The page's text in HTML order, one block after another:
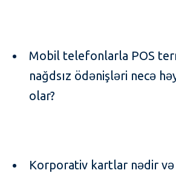
Mobil telefonlarla POS
nağdsız ödənişləri necə
olar?
Korporativ kartlar nədir